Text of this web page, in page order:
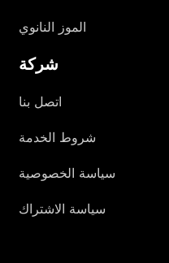
الموز النانوي
شركة
اتصل بنا
شروط الخدمة
سياسة الخصوصية
سياسة الاشتراك